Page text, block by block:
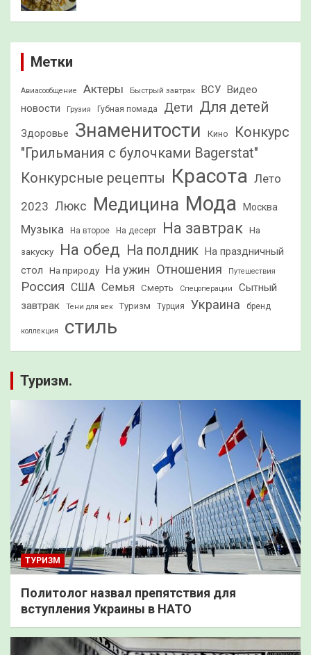
Метки
Авиасообщение Актеры Быстрый завтрак ВСУ Видео
новости
Грузия Губная помада Дети Для детей
Здоровье Знаменитости Кино
Конкурс
"Грильмания с булочками Bagerstat"
Конкурсные рецепты Красота Лето
2023 Люкс Медицина Мода Москва
Музыка На второе На десерт На завтрак На
закуску На обед На полдник На праздничный
стол
На природу На ужин Отношения Путешествия
Россия США Семья Смерть Спецоперации
Сытный
завтрак
Тени для век Туризм Турция Украина бренд
коллекция стиль
Туризм.
ТУРИЗМ
Политолог назвал препятствия для
вступления Украины в НАТО